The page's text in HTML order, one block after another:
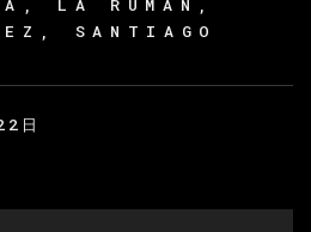
LA RUMAN,
SANTIAGO
日